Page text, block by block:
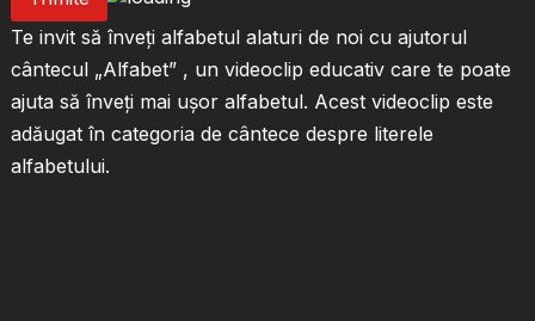
Te invit să înveți alfabetul alaturi de noi cu ajutorul
cântecul „Alfabet” , un videoclip educativ care te poate
ajuta să înveți mai ușor alfabetul. Acest videoclip este
adăugat în categoria de cântece despre literele
alfabetului.